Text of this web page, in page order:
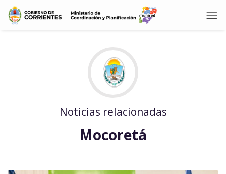
Noticias relacionadas
Mocoretá